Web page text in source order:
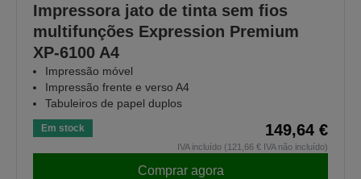
Impressora jato de tinta sem fios
multifunções Expression Premium
XP-6100 A4
Impressão móvel
Impressão frente e verso A4
Tabuleiros de papel duplos
Em stock 149,64 €
IVA incluído (121,66 € IVA não incluído)
Comprar agora